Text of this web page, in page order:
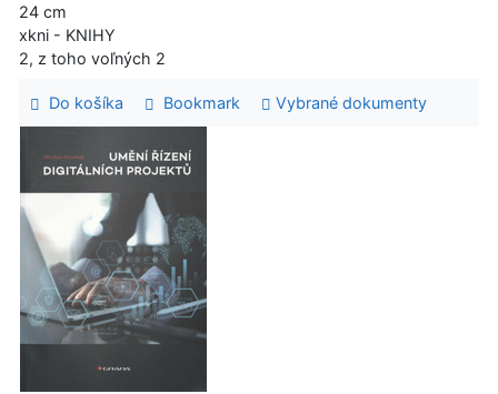
24 cm
xkni - KNIHY
2, z toho voľných 2
Do košíka Bookmark Vybrané dokumenty